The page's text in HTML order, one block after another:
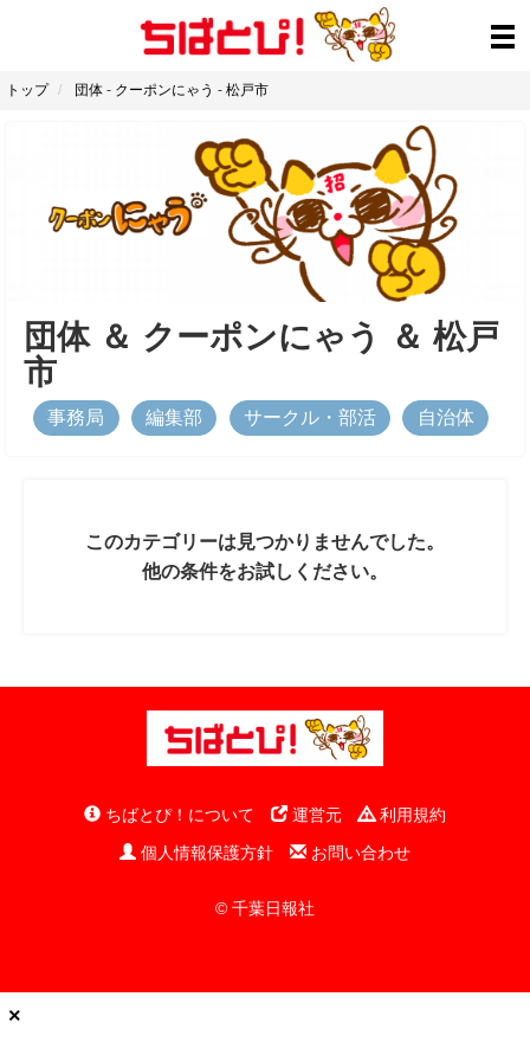
トップ 団体 - クーポンにゃう - 松戸市
団体＆ クーポンにゃう ＆ 松戸
市
事務局 編集部 サークル・部活 自治体
このカテゴリーは見つかりませんでした。
他の条件をお試しください。
ちばとぴ！について 運営元
利用規約
個人情報保護方針
お問い合わせ
© 千葉日報社
×